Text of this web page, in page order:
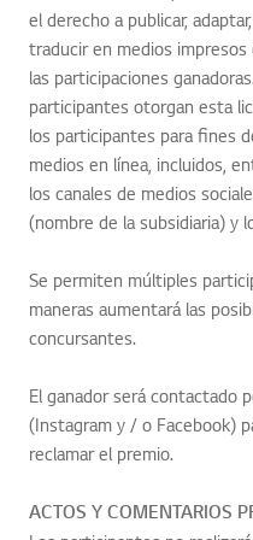
el derecho a publicar,
traducir en medios
las participaciones
participantes otorgan esta
los participantes para fines
medios en línea, incluidos,
los canales de medios
(nombre de la subsidiaria) y
Se permiten múltiples
maneras aumentará las
concursantes.
El ganador será contactado
(Instagram y / o Facebook)
reclamar el premio.
ACTOS Y COMENTARIOS